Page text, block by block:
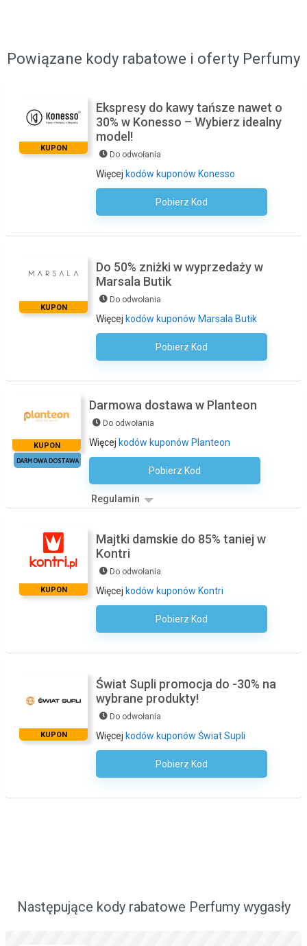
Powiązane kody rabatowe i oferty Perfumy
KUPON
Ekspresy do kawy tańsze nawet o
30% w Konesso – Wybierz idealny
model!
Do odwołania
Więcej kodów kuponów Konesso
Pobierz Kod
Kod Nie Jest Wymagany
KUPON
Do 50% zniżki w wyprzedaży w
Marsala Butik
Do odwołania
Więcej kodów kuponów Marsala Butik
Pobierz Kod
Kod Nie Jest Wymagany
KUPON
DARMOWA DOSTAWA
Darmowa dostawa w Planteon
Do odwołania
Więcej kodów kuponów Planteon
Pobierz Kod
Kod Nie Jest Wymagany
Regulamin
KUPON
Majtki damskie do 85% taniej w
Kontri
Do odwołania
Więcej kodów kuponów Kontri
Pobierz Kod
Kod Nie Jest Wymagany
KUPON
Świat Supli promocja do -30% na
wybrane produkty!
Do odwołania
Więcej kodów kuponów Świat Supli
Pobierz Kod
Kod Nie Jest Wymagany
Następujące kody rabatowe Perfumy wygasły